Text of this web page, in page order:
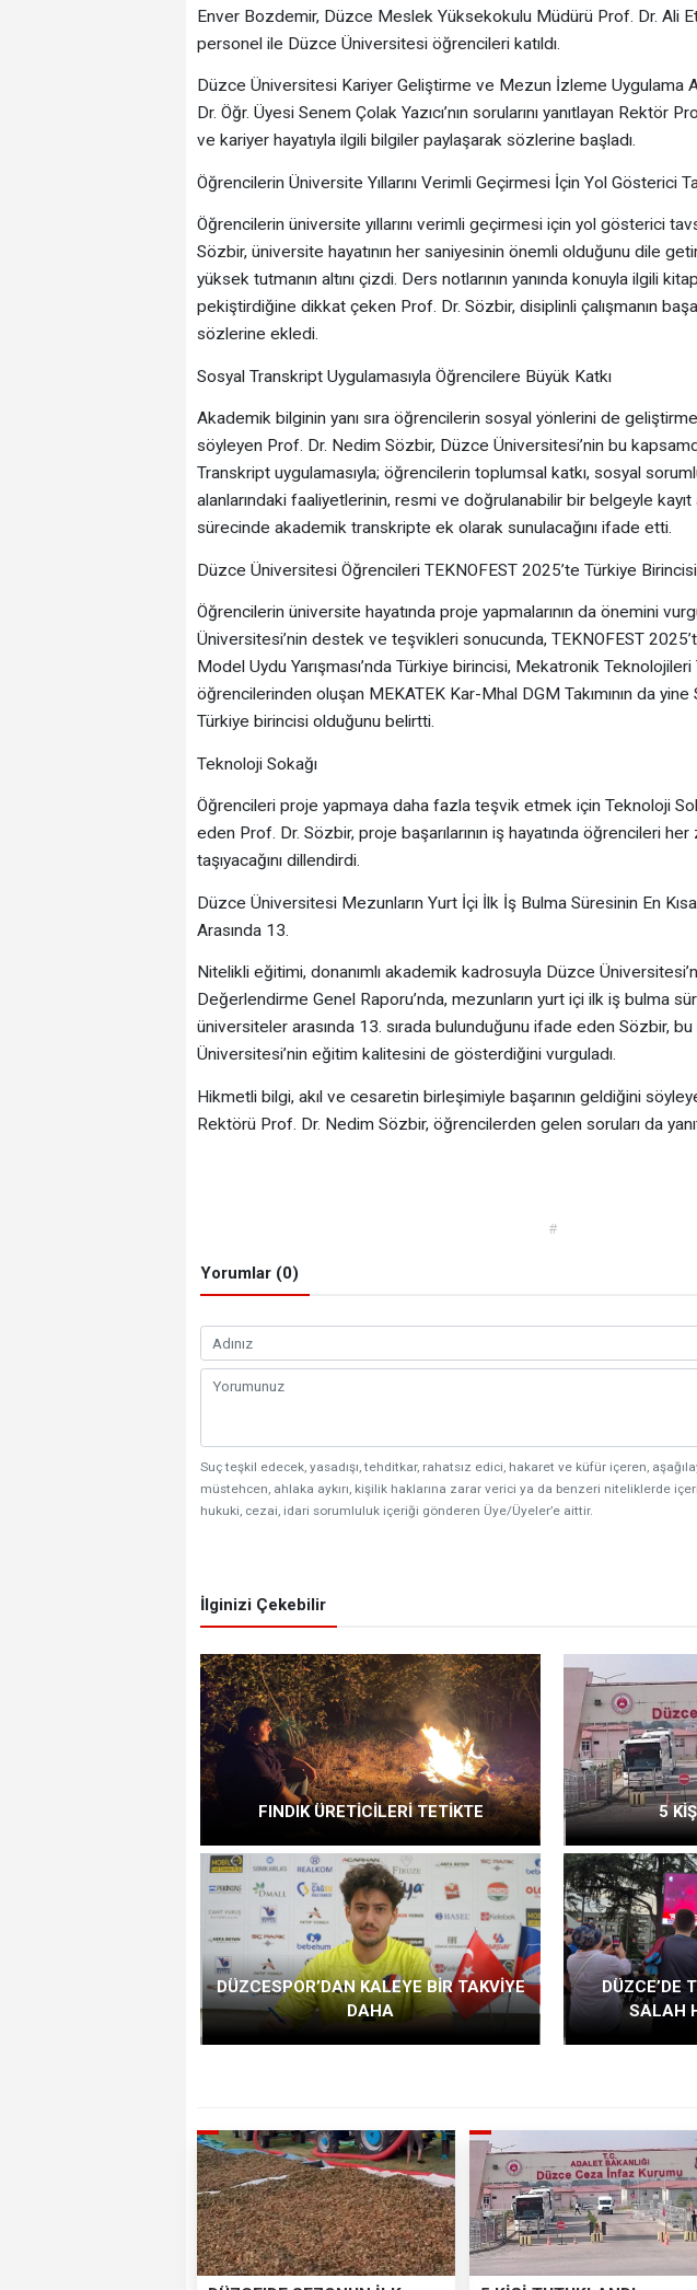
Enver Bozdemir, Düzce Meslek Yüksekokulu Müdürü Prof. Dr. Ali
personel ile Düzce Üniversitesi öğrencileri katıldı.
Düzce Üniversitesi Kariyer Geliştirme ve Mezun İzleme Uygulama
Dr. Öğr. Üyesi Senem Çolak Yazıcı’nın sorularını yanıtlayan Rektör
ve kariyer hayatıyla ilgili bilgiler paylaşarak sözlerine başladı.
Öğrencilerin Üniversite Yıllarını Verimli Geçirmesi İçin Yol Gösterici
Öğrencilerin üniversite yıllarını verimli geçirmesi için yol gösterici
Sözbir, üniversite hayatının her saniyesinin önemli olduğunu dile
yüksek tutmanın altını çizdi. Ders notlarının yanında konuyla ilgili
pekiştirdiğine dikkat çeken Prof. Dr. Sözbir, disiplinli çalışmanın
sözlerine ekledi.
Sosyal Transkript Uygulamasıyla Öğrencilere Büyük Katkı
Akademik bilginin yanı sıra öğrencilerin sosyal yönlerini de
söyleyen Prof. Dr. Nedim Sözbir, Düzce Üniversitesi’nin bu
Transkript uygulamasıyla; öğrencilerin toplumsal katkı, sosyal
alanlarındaki faaliyetlerinin, resmi ve doğrulanabilir bir belgeyle kayıt
sürecinde akademik transkripte ek olarak sunulacağını ifade etti.
Düzce Üniversitesi Öğrencileri TEKNOFEST 2025’te Türkiye Birincisi
Öğrencilerin üniversite hayatında proje yapmalarının da önemini
Üniversitesi’nin destek ve teşvikleri sonucunda, TEKNOFEST
Model Uydu Yarışması’nda Türkiye birincisi, Mekatronik
öğrencilerinden oluşan MEKATEK Kar-Mhal DGM Takımının da yine
Türkiye birincisi olduğunu belirtti.
Teknoloji Sokağı
Öğrencileri proje yapmaya daha fazla teşvik etmek için Teknoloji
eden Prof. Dr. Sözbir, proje başarılarının iş hayatında öğrencileri
taşıyacağını dillendirdi.
Düzce Üniversitesi Mezunların Yurt İçi İlk İş Bulma Süresinin En
Arasında 13.
Nitelikli eğitimi, donanımlı akademik kadrosuyla Düzce
Değerlendirme Genel Raporu’nda, mezunların yurt içi ilk iş bulma
üniversiteler arasında 13. sırada bulunduğunu ifade eden Sözbir, bu
Üniversitesi’nin eğitim kalitesini de gösterdiğini vurguladı.
Hikmetli bilgi, akıl ve cesaretin birleşimiyle başarının geldiğini
Rektörü Prof. Dr. Nedim Sözbir, öğrencilerden gelen soruları da
#
Yorumlar (0)
Suç teşkil edecek, yasadışı, tehditkar, rahatsız edici, hakaret ve küfür içeren,
müstehcen, ahlaka aykırı, kişilik haklarına zarar verici ya da benzeri niteliklerde
hukuki, cezai, idari sorumluluk içeriği gönderen Üye/Üyeler’e aittir.
İlginizi Çekebilir
FINDIK ÜRETİCİLERİ TETİKTE 5
DÜZCESPOR’DAN KALEYE BİR TAKVİYE
DAHA
DÜZCE’DE
SALAH